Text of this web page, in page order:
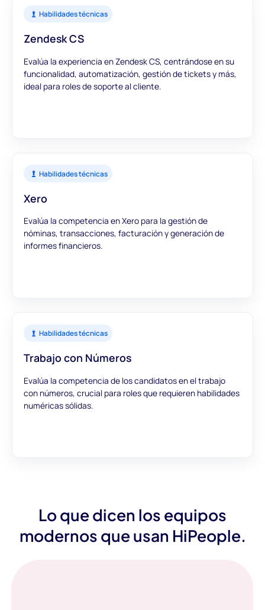
Habilidades técnicas
Zendesk CS
Evalúa la experiencia en Zendesk CS, centrándose en su
funcionalidad, automatización, gestión de tickets y más,
ideal para roles de soporte al cliente.
Habilidades técnicas
Xero
Evalúa la competencia en Xero para la gestión de
nóminas, transacciones, facturación y generación de
informes financieros.
Habilidades técnicas
Trabajo con Números
Evalúa la competencia de los candidatos en el trabajo
con números, crucial para roles que requieren habilidades
numéricas sólidas.
Lo que dicen los equipos
modernos que usan HiPeople.